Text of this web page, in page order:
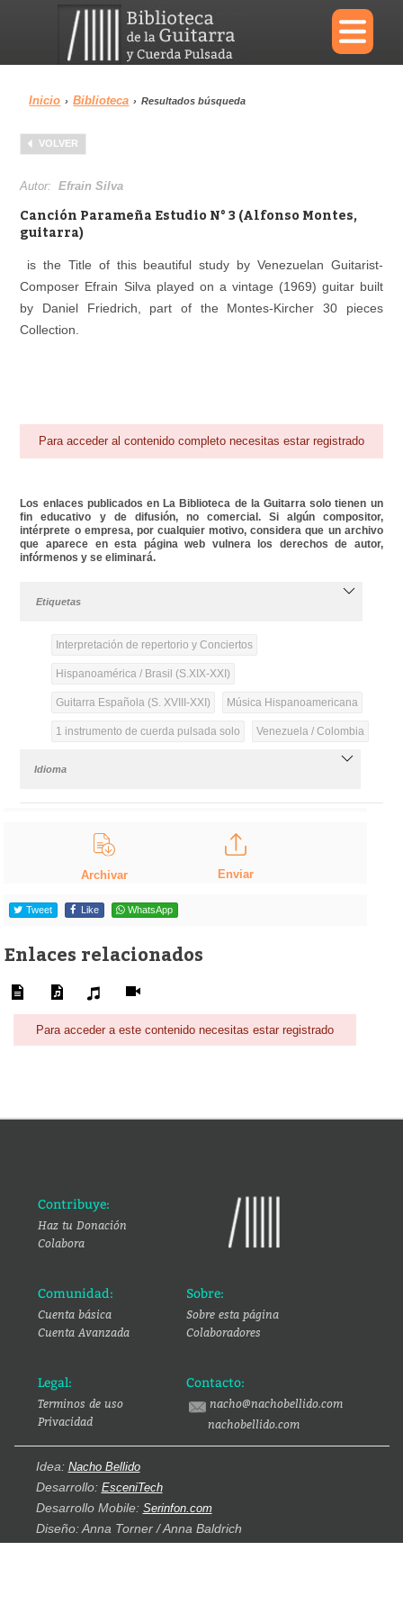
×
Menu
Biblioteca
Inicio › Biblioteca › Resultados búsqueda
VOLVER
Autor:Efrain Silva
Canción Parameña Estudio N° 3 (Alfonso Montes,
guitarra)
is the Title of this beautiful study by Venezuelan Guitarist-
Composer Efrain Silva played on a vintage (1969) guitar built
by Daniel Friedrich, part of the Montes-Kircher 30 pieces
Collection.
Para acceder al contenido completo necesitas estar registrado
Los enlaces publicados en La Biblioteca de la Guitarra solo tienen un
fin educativo y de difusión, no comercial. Si algún compositor,
intérprete o empresa, por cualquier motivo, considera que un archivo
que aparece en esta página web vulnera los derechos de autor,
infórmenos y se eliminará.
Etiquetas
Interpretación de repertorio y Conciertos
Hispanoamérica / Brasil (S.XIX-XXI)
Guitarra Española (S. XVIII-XXI) Música Hispanoamericana
1 instrumento de cuerda pulsada solo Venezuela / Colombia
Idioma
Archivar Enviar
Tweet Like WhatsApp
Enlaces relacionados
Para acceder a este contenido necesitas estar registrado
Contribuye:
Haz tu Donación
Colabora
Comunidad:
Cuenta básica
Cuenta Avanzada
Sobre:
Sobre esta página
Colaboradores
Legal:
Terminos de uso
Privacidad
Contacto:
nacho@nachobellido.com
nachobellido.com
Idea: Nacho Bellido
Desarrollo: EsceniTech
Desarrollo Mobile: Serinfon.com
Diseño: Anna Torner / Anna Baldrich